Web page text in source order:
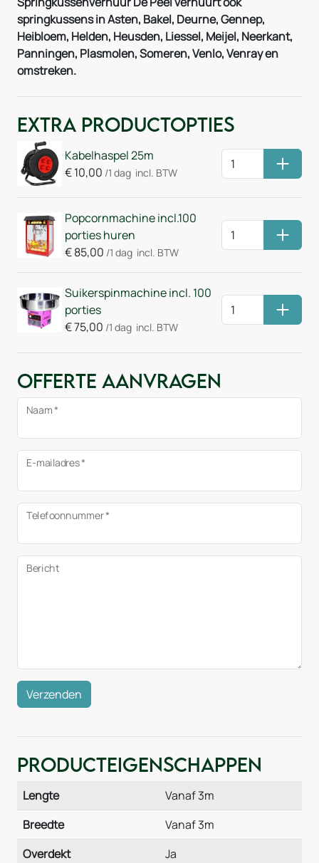
springkussens in Asten, Bakel, Deurne, Gennep,
Heibloem, Helden, Heusden, Liessel, Meijel, Neerkant,
Panningen, Plasmolen, Someren, Venlo, Venray en
omstreken.
Extra Productopties
Kabelhaspel 25m
€10,00 /1 dag incl. BTW
Popcornmachine incl.100
porties huren
€85,00 /1 dag incl. BTW
Suikerspinmachine incl. 100
porties
€75,00 /1 dag incl. BTW
Offerte aanvragen
Naam *
E-mailadres *
Telefoonnummer *
Bericht
Verzenden
Producteigenschappen
Lengte
Vanaf 3m
Breedte
Vanaf 3m
Overdekt
Ja